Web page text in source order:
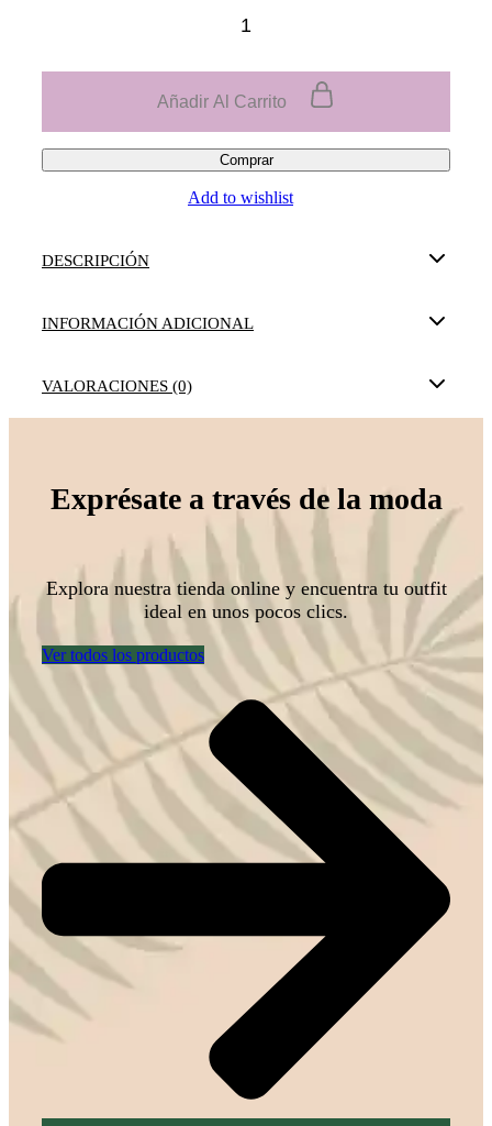
Añadir Al Carrito
Comprar
Add to wishlist
DESCRIPCIÓN
INFORMACIÓN ADICIONAL
VALORACIONES (0)
Exprésate a través de la moda
Explora nuestra tienda online y encuentra tu outfit
ideal en unos pocos clics.
Ver todos los productos